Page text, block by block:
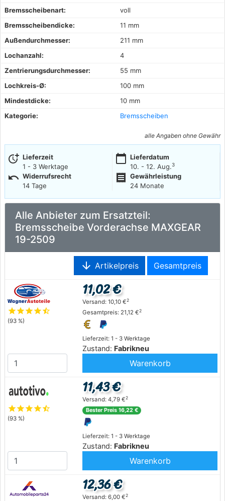
Bremsscheibenart:
voll
Bremsscheibendicke:
11 mm
Außendurchmesser:
211 mm
Lochanzahl:
4
Zentrierungsdurchmesser:
55 mm
Lochkreis-Ø:
100 mm
Mindestdicke:
10 mm
Kategorie:
Bremsscheiben
alle Angaben ohne Gewähr
more_time Lieferzeit
1 - 3 Werktage
calendar_today Lieferdatum
10. - 12. Aug.3
undo Widerrufsrecht
14 Tage
receipt
Gewährleistung
24 Monate
Alle Anbieter zum Ersatzteil:
Bremsscheibe Vorderachse MAXGEAR
19-2509
arrow_downward Artikelpreis Gesamtpreis
starstarstarstarstar_half
(93 %)
Lieferzeit: 1 - 3 Werktage
Zustand: Fabrikneu
11,02 €
Versand: 10,10 €2
Gesamtpreis: 21,12 €2
Warenkorb
starstarstarstarstar_half
(93 %)
Lieferzeit: 1 - 3 Werktage
Zustand: Fabrikneu
11,43 €
Versand: 4,79 €2
Bester Preis 16,22 €
Warenkorb
12,36 €
Versand: 6,00 €2